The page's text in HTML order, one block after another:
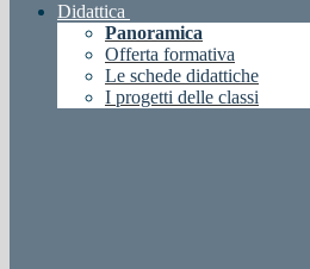
Didattica
Panoramica
Offerta formativa
Le schede didattiche
I progetti delle classi